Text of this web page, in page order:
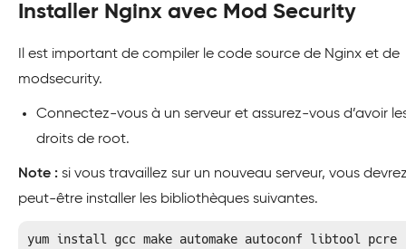
Installer Nginx avec Mod Security
Il est important de compiler le code source de Nginx et de
modsecurity.
Connectez-vous à un serveur et assurez-vous d’avoir
droits de root.
Note : si vous travaillez sur un nouveau serveur, vous
peut-être installer les bibliothèques suivantes.
yum install gcc make automake autoconf libtool pcre